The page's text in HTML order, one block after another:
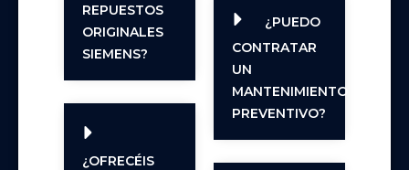
REPUESTOS
ORIGINALES
SIEMENS?
¿OFRECÉIS
¿PUEDO
CONTRATAR
UN
MANTENIMIENTO
PREVENTIVO?